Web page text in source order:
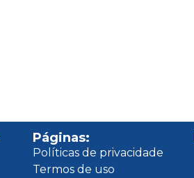
Páginas:
Políticas de privacidade
Termos de uso